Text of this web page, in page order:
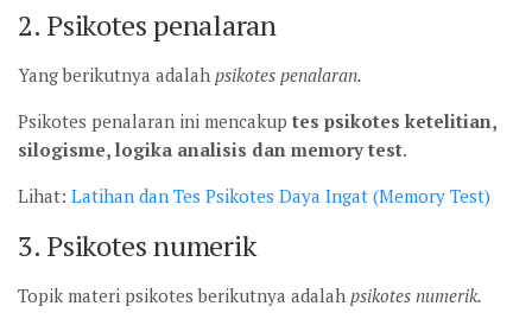
2. Psikotes penalaran
Yang berikutnya adalah psikotes penalaran.
Psikotes penalaran ini mencakup tes psikotes ketelitian,
silogisme, logika analisis dan memory test.
Lihat: Latihan dan Tes Psikotes Daya Ingat (Memory Test)
3. Psikotes numerik
Topik materi psikotes berikutnya adalah psikotes numerik.